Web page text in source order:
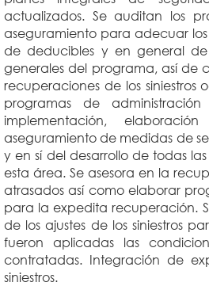
actualizados. Se auditan los
aseguramiento para adecuar
de deducibles y en general
generales del programa, así de
recuperaciones de los siniestros
programas de
implementación,
aseguramiento de medidas de
y en sí del desarrollo de todas
esta área. Se asesora en la
atrasados así como elaborar
para la expedita recuperación.
de los ajustes de los siniestros
fueron aplicadas las
contratadas. Integración de
siniestros.